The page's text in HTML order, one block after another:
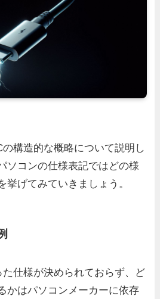
構造的な概略について説明し
ソコンの仕様表記ではどの様
挙げてみていきましょう。
仕様が決められておらず、ど
かはパソコンメーカーに依存